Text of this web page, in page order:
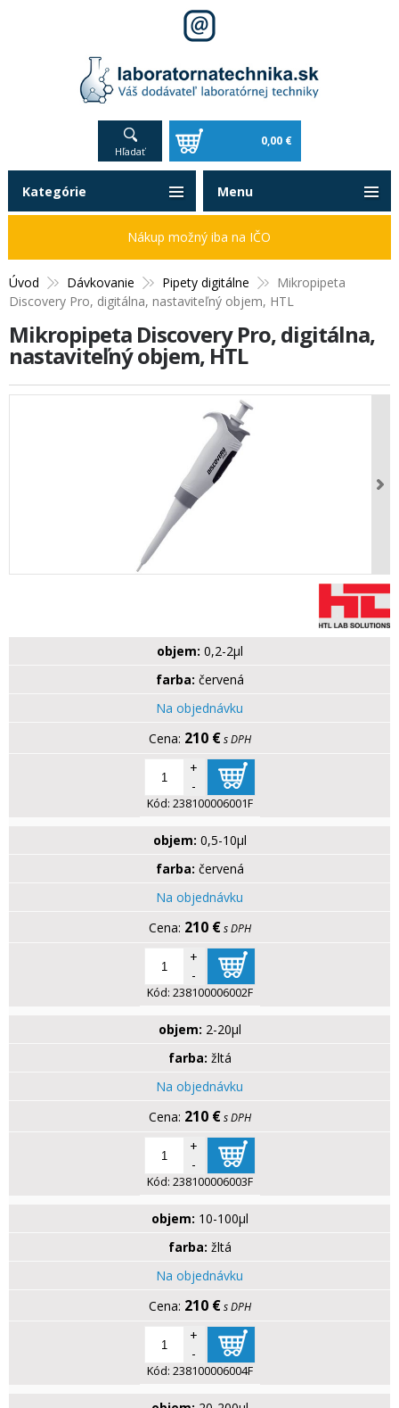
Hľadať
0,00 €
Úvod Dávkovanie Pipety digitálne
Mikropipeta
Discovery Pro, digitálna, nastaviteľný objem, HTL
Mikropipeta Discovery Pro, digitálna,
nastaviteľný objem, HTL
objem: 0,2-2µl
farba: červená
Na objednávku
210 € s DPH
+
-
Kód: 238100006001F
objem: 0,5-10µl
farba: červená
Na objednávku
210 € s DPH
+
-
Kód: 238100006002F
objem: 2-20µl
farba: žltá
Na objednávku
210 € s DPH
+
-
Kód: 238100006003F
objem: 10-100µl
farba: žltá
Na objednávku
210 € s DPH
+
-
Kód: 238100006004F
Kategórie
Nákup možný iba na IČO
Menu